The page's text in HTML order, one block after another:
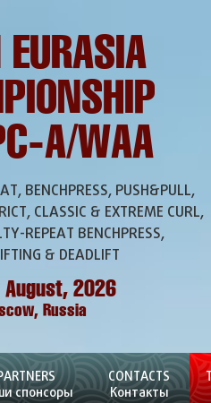
EURASIA
A/WAA
BENCHPRESS, PUSH&PULL,
CLASSIC & EXTREME CURL,
REPEAT BENCHPRESS,
& DEADLIFT
2026
Russia
спонсоры
CONTACTS
Контакты